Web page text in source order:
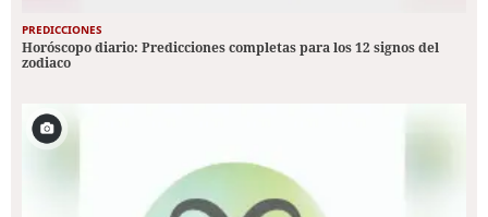
PREDICCIONES
Horóscopo diario: Predicciones completas para los 12 signos del
zodiaco